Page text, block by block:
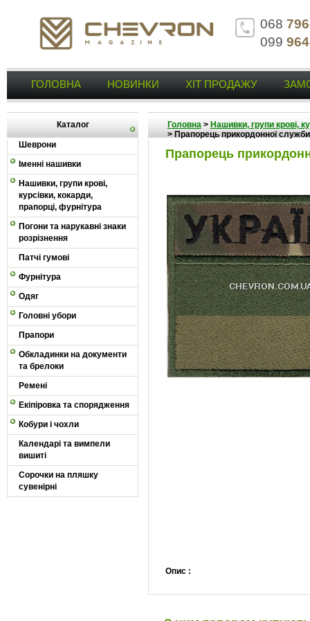
068
099
ГОЛОВНА НОВИНКИ ХІТ ПРОДАЖУ
Каталог
Шеврони
Іменні нашивки
Нашивки, групи крові,
курсівки, кокарди,
прапорці, фурнітура
Погони та нарукавні знаки
розрізнення
Патчі гумові
Фурнітура
Одяг
Головні убори
Прапори
Обкладинки на документи
та брелоки
Ремені
Екіпіровка та спорядження
Кобури і чохли
Календарі та вимпели
вишиті
Сорочки на пляшку
сувенірні
Головна> Нашивки, групи крові,
> Прапорець прикордонної
Прапорець
Опис :